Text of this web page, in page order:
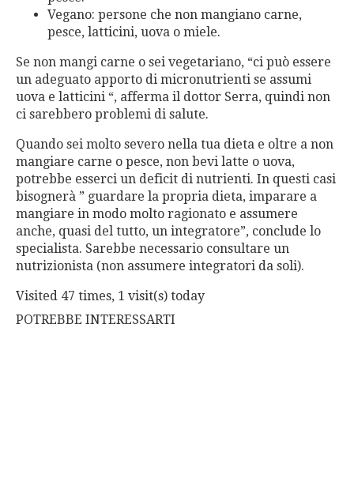
Vegano: persone che non mangiano carne,
pesce, latticini, uova o miele.
Se non mangi carne o sei vegetariano, “ci può essere
un adeguato apporto di micronutrienti se assumi
uova e latticini “, afferma il dottor Serra, quindi non
ci sarebbero problemi di salute.
Quando sei molto severo nella tua dieta e oltre a non
mangiare carne o pesce, non bevi latte o uova,
potrebbe esserci un deficit di nutrienti. In questi casi
bisognerà ” guardare la propria dieta, imparare a
mangiare in modo molto ragionato e assumere
anche, quasi del tutto, un integratore”, conclude lo
specialista. Sarebbe necessario consultare un
nutrizionista (non assumere integratori da soli).
Visited 47 times, 1 visit(s) today
POTREBBE INTERESSARTI